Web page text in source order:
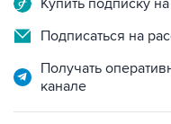
Подписаться на
Получать
канале